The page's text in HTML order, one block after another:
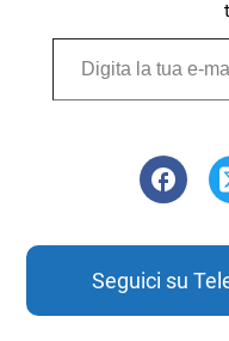
Digita la tua e-mail...
Seguici su